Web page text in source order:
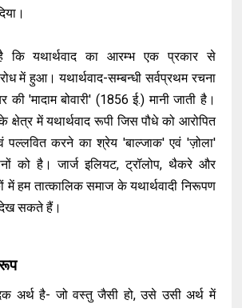
यथार्थवाद का आरम्भ एक प्रकार से
में हुआ। यथार्थवाद-सम्बन्धी सर्वप्रथम रचना
'मादाम बोवारी' (1856 ई.) मानी जाती है।
क्षेत्र में यथार्थवाद रूपी जिस पौधे को आरोपित
पल्लवित करने का श्रेय 'बाल्जाक' एवं 'ज़ोला'
को है। जार्ज इलियट, ट्रॉलोप, थैकरे और
हम तात्कालिक समाज के यथार्थवादी निरूपण
सकते हैं।
अर्थ है- जो वस्तु जैसी हो, उसे उसी अर्थ में